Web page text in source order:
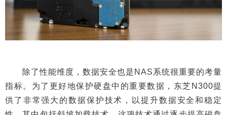
除了性能维度，数据安全也是NAS系统很重要的考量
指标。为了更好地保护硬盘中的重要数据，东芝N300提
供了非常强大的数据保护技术，以提升数据安全和稳定